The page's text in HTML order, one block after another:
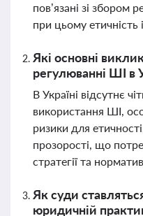
пов’язані зі збором
при цьому етичність
Які основні
регулюванні ШІ в
В Україні відсутнє
використання ШІ,
ризики для
прозорості, що
стратегії та
Як суди
юридичній